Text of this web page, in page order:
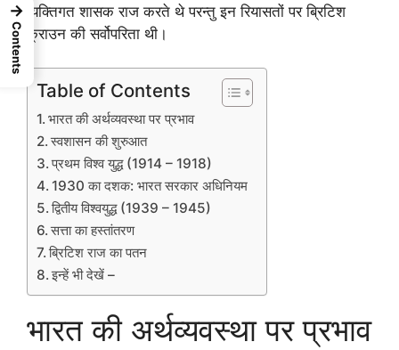
व्यक्तिगत शासक राज करते थे परन्तु इन रियासतों पर ब्रिटिश
क्राउन की सर्वोपरिता थी।
Table of Contents
भारत की अर्थव्यवस्था पर प्रभाव
स्वशासन की शुरुआत
प्रथम विश्व युद्ध (1914 – 1918)
1930 का दशक: भारत सरकार अधिनियम
द्वितीय विश्वयुद्ध (1939 – 1945)
सत्ता का हस्तांतरण
ब्रिटिश राज का पतन
इन्हें भी देखें –
भारत की अर्थव्यवस्था पर प्रभाव
→
Contents